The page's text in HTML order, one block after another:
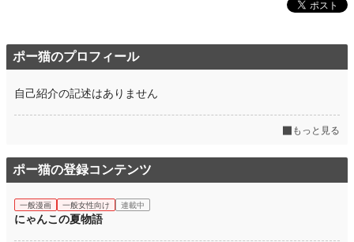
ポー猫のプロフィール
自己紹介の記述はありません
もっと見る
ポー猫の登録コンテンツ
一般漫画 一般女性向け 連載中
にゃんこの夏物語